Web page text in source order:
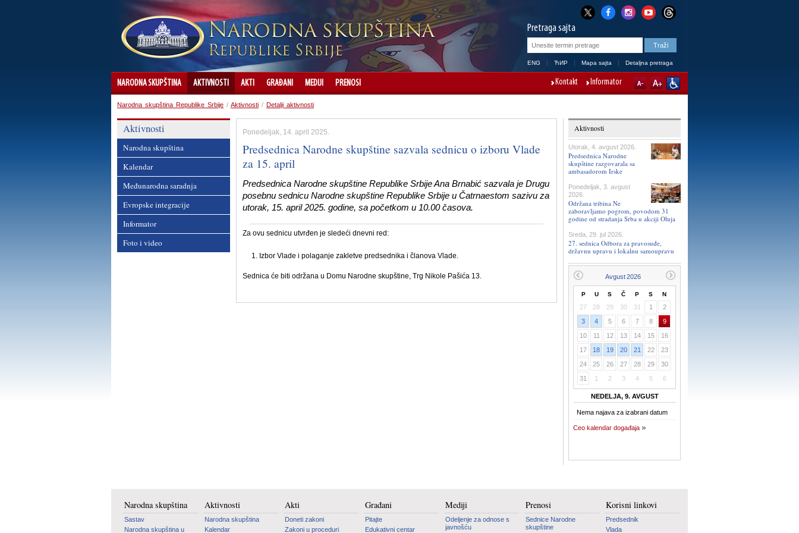
Pretraga sajta
ENG ЋИР Mapa sajta Detaljna pretraga
NARODNA SKUPŠTINA AKTIVNOSTI AKTI GRAĐANI MEDIJI PRENOSI Kontakt Informator
Narodna skupština Republike Srbije / Aktivnosti / Detalji aktivnosti
Aktivnosti
Narodna skupština
Kalendar
Međunarodna saradnja
Evropske integracije
Informator
Foto i video
Ponedeljak, 14. april 2025.
Predsednica Narodne skupštine sazvala sednicu o izboru Vlade
za 15. april
Predsednica Narodne skupštine Republike Srbije Ana Brnabić sazvala je Drugu
posebnu sednicu Narodne skupštine Republike Srbije u Čatrnaestom sazivu za
utorak, 15. april 2025. godine, sa početkom u 10.00 časova.
Za ovu sednicu utvrđen je sledeći dnevni red:
Izbor Vlade i polaganje zakletve predsednika i članova Vlade.
Sednica će biti održana u Domu Narodne skupštine, Trg Nikole Pašića 13.
Aktivnosti
Utorak, 4. avgust 2026.
Predsednica Narodne
skupštine razgovarala sa
ambasadorom Irske
Ponedeljak, 3. avgust
2026.
Održana tribina Ne
zaboravljamo pogrom, povodom 31
godine od stradanja Srba u akciji Oluja
Sreda, 29. jul 2026.
27. sednica Odbora za pravosuđe,
državnu upravu i lokalnu samoupravu
P U S Č P S N
27 28 29 30 31 1
2
3
4 5 6 7 8
9
10
11 12 13 14 15
16
17
18 19 20 21 22
23
24
25 26 27 28 29
30
31
1 2 3 4 5 6
NEDELJA, 9. AVGUST
Nema najava za izabrani datum
Ceo kalendar događaja
Narodna skupština
Sastav
Narodna skupština u
Aktivnosti
Narodna skupština
Kalendar
Akti
Doneti zakoni
Zakoni u proceduri
Građani
Pitajte
Edukativni centar
Mediji
Odeljenje za odnose s
javnošću
Prenosi
Sednice Narodne
skupštine
Korisni linkovi
Predsednik
Vlada